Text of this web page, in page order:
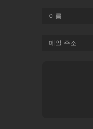
이름
메일 주소